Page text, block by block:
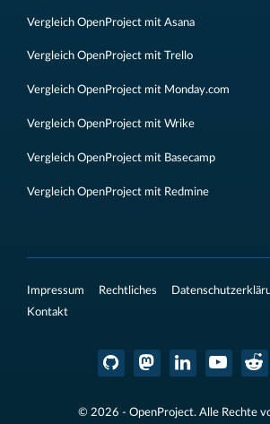
Vergleich OpenProject mit Asana
Vergleich OpenProject mit Trello
Vergleich OpenProject mit Monday.com
Vergleich OpenProject mit Wrike
Vergleich OpenProject mit Basecamp
Vergleich OpenProject mit Redmine
Impressum Rechtliches
Kontakt
© 2026 - OpenProject. Alle Rechte